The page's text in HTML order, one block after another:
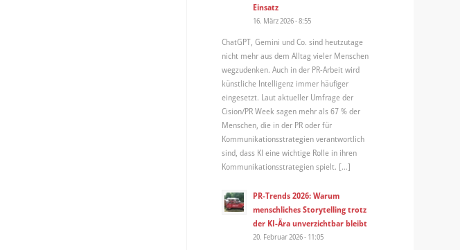
Einsatz
16. März 2026 - 8:55
ChatGPT, Gemini und Co. sind heutzutage
nicht mehr aus dem Alltag vieler Menschen
wegzudenken. Auch in der PR-Arbeit wird
künstliche Intelligenz immer häufiger
eingesetzt. Laut aktueller Umfrage der
Cision/PR Week sagen mehr als 67 % der
Menschen, die in der PR oder für
Kommunikationsstrategien verantwortlich
sind, dass KI eine wichtige Rolle in ihren
Kommunikationsstrategien spielt. […]
PR-Trends 2026: Warum
menschliches Storytelling trotz
der KI-Ära unverzichtbar bleibt
20. Februar 2026 - 11:05